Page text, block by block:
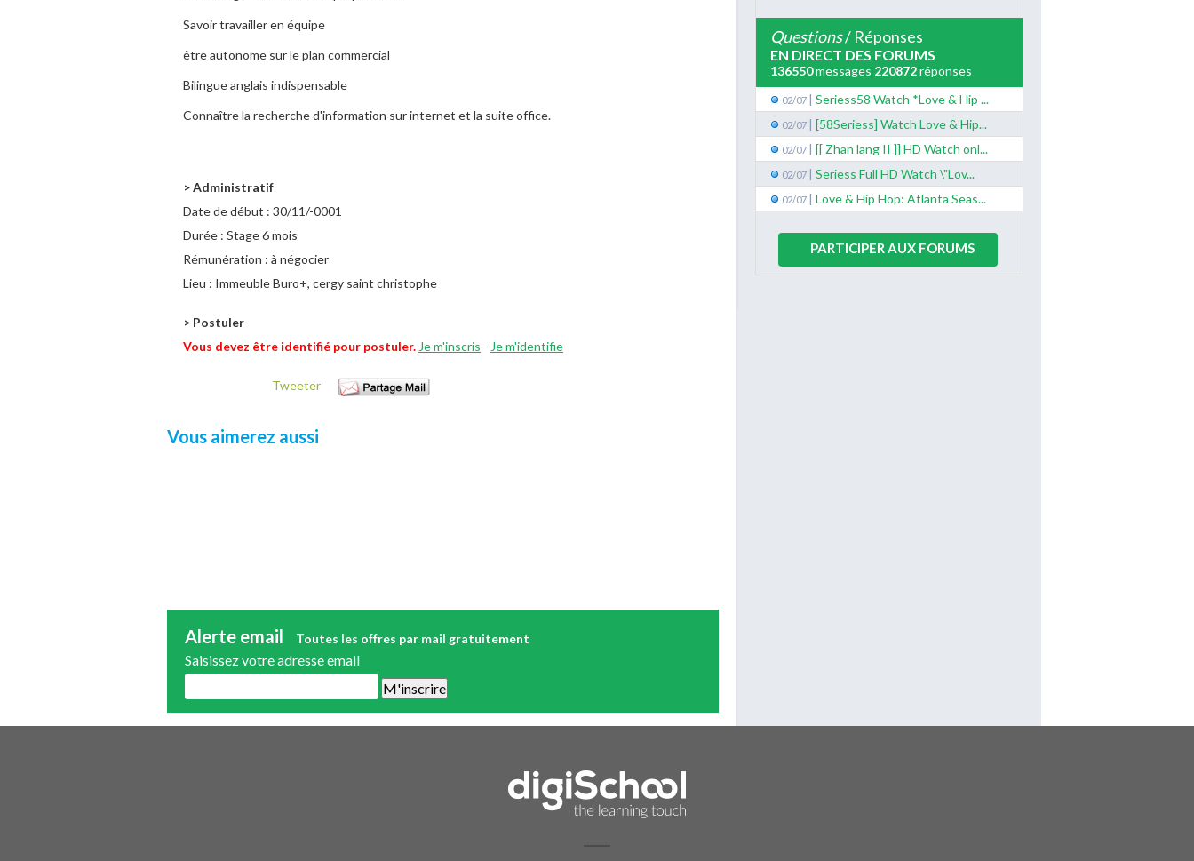
Savoir travailler en équipe
être autonome sur le plan commercial
Bilingue anglais indispensable
Connaître la recherche d'information sur internet et la suite office.
> Administratif
Date de début : 30/11/-0001
Durée : Stage 6 mois
Rémunération : à négocier
Lieu : Immeuble Buro+, cergy saint christophe
> Postuler
Vous devez être identifié pour postuler. Je m'inscris - Je m'identifie
Tweeter
Vous aimerez aussi
Alerte email Toutes les offres par mail gratuitement
Saisissez votre adresse email
Une alerte mail par semaine maximum. Vous pourrez vous désinscrire facilement. Aucune
Questions/ Réponses
EN DIRECT DES FORUMS
136550messages 220872réponses
02/07 | Seriess58 Watch *Love & Hip ...
02/07 | [58Seriess] Watch Love & Hip...
02/07 | [[ Zhan lang II ]] HD Watch onl...
02/07 | Seriess Full HD Watch \"Lov...
02/07 | Love & Hip Hop: Atlanta Seas...
PARTICIPER AUX FORUMS